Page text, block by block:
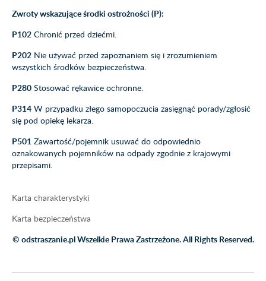
Zwroty wskazujące środki ostrożności (P):
P102 Chronić przed dziećmi.
P202 Nie używać przed zapoznaniem się i zrozumieniem
wszystkich środków bezpieczeństwa.
P280 Stosować rękawice ochronne.
P314 W przypadku złego samopoczucia zasięgnąć porady/zgłosić
się pod opiekę lekarza.
P501 Zawartość/pojemnik usuwać do odpowiednio
oznakowanych pojemników na odpady zgodnie z krajowymi
przepisami.
Karta charakterystyki
Karta bezpieczeństwa
© odstraszanie.pl Wszelkie Prawa Zastrzeżone. All Rights Reserved.